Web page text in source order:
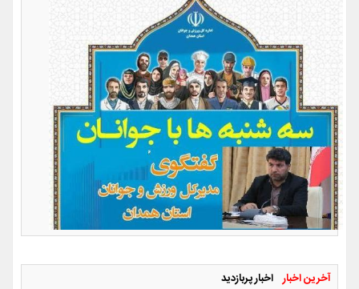
آخرین اخبار اخبار پربازدید